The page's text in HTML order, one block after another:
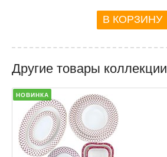
В КОРЗИНУ
Другие товары коллекции
НОВИНКА